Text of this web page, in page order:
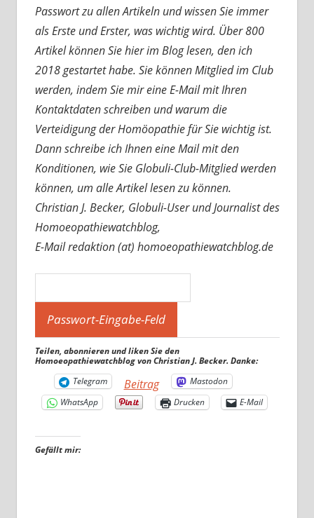
Passwort zu allen Artikeln und wissen Sie immer
als Erste und Erster, was wichtig wird. Über 800
Artikel können Sie hier im Blog lesen, den ich
2018 gestartet habe. Sie können Mitglied im Club
werden, indem Sie mir eine E-Mail mit Ihren
Kontaktdaten schreiben und warum die
Verteidigung der Homöopathie für Sie wichtig ist.
Dann schreibe ich Ihnen eine Mail mit den
Konditionen, wie Sie Globuli-Club-Mitglied werden
können, um alle Artikel lesen zu können.
Christian J. Becker, Globuli-User und Journalist des
Homoeopathiewatchblog,
E-Mail redaktion (at) homoeopathiewatchblog.de
Teilen, abonnieren und liken Sie den
Homoeopathiewatchblog von Christian J. Becker. Danke:
Telegram
Beitrag
Mastodon
WhatsApp
Drucken E-Mail
Gefällt mir: